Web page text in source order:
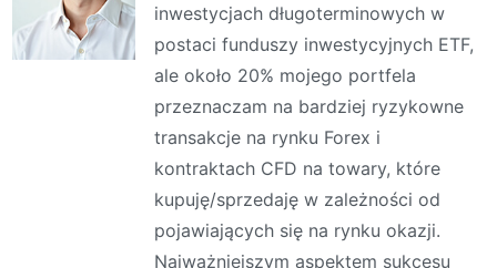
inwestycjach długoterminowych w
postaci funduszy inwestycyjnych ETF,
ale około 20% mojego portfela
przeznaczam na bardziej ryzykowne
transakcje na rynku Forex i
kontraktach CFD na towary, które
kupuję/sprzedaję w zależności od
pojawiających się na rynku okazji.
Najważniejszym aspektem sukcesu